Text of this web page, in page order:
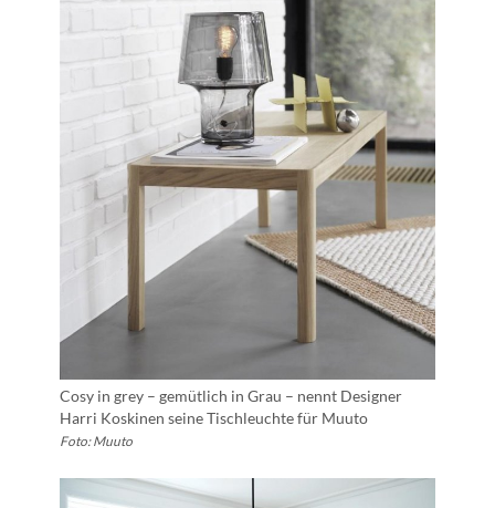
Cosy in grey – gemütlich in Grau – nennt Designer
Harri Koskinen seine Tischleuchte für Muuto
Foto: Muuto